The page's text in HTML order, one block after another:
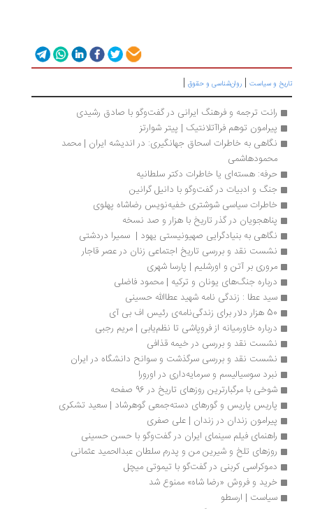
و سیاست |روان‌شناسی و حقوق|
رانت ترجمه و فرهنگ ایرانی در گفت‌وگو با صادق رشیدی
پیرامون توهم فراآتلانتیک | پیتر شوارتز
محمودهاشمی
حرفه: هسته‌ای یا خاطرات دکتر سلطانیه
جنگ و ادبیات در گفت‌وگو با دانیل گرانین
خاطرات سیاسی شوشتری خفیه‌نویس رضاشاه پهلوی
پناهجویان در گذر تاریخ با هزار و صد نسخه
نگاهی به بنیادگرایی صهیونیستی یهود |  سمیرا دردشتی
نشست نقد و بررسی تاریخ اجتماعی زنان در عصر قاجار
مروری بر آتن و اورشلیم | پارسا شهری
درباره جنگ‌های یونان و ترکیه | محمود فاضلی
سید عطا : زندگی نامه شهید عطاالله حسینی
درباره خاورمیانه از فروپاشی تا نظم‌یابی | مریم رجبی
نشست نقد و بررسی در خیمه قذافی
نشست نقد و بررسی سرگذشت و سوانح دانشگاه در ایران
نبرد سوسیالیسم و سرمایه‌داری در اورورا
شوخی با مرگبارترین روزهای تاریخ در 96 صفحه
پاریس پاریس و گورهای دسته‌جمعی گوهرشاد | سعید تشکری
پیرامون زندان در زندان | علی صفری
راهنمای فیلم سینمای ایران در گفت‌وگو با حسن حسینی
روزهای تلخ و شیرین من و پدرم سلطان عبدالحمید عثمانی
دموکراسی کربنی در گفت‌گو با تیموتی میچل
خرید و فروش «رضا شاه» ممنوع شد
سیاست | ارسطو